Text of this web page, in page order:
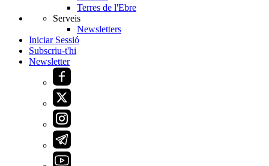
Terres de l'Ebre
Serveis
Newsletters
Iniciar Sessió
Subscriu-t'hi
Newsletter